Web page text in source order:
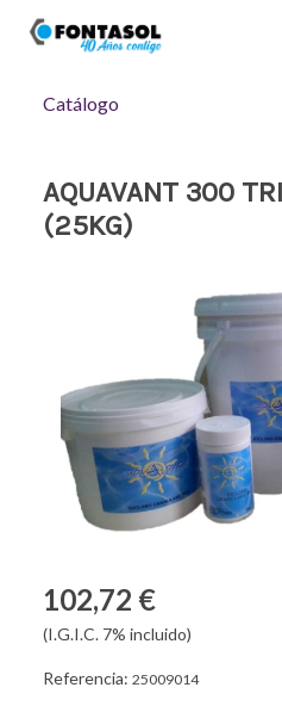
Catálogo
AQUAVANT 300
(25KG)
102,72 €
(I.G.I.C. 7% incluido)
Referencia: 25009014